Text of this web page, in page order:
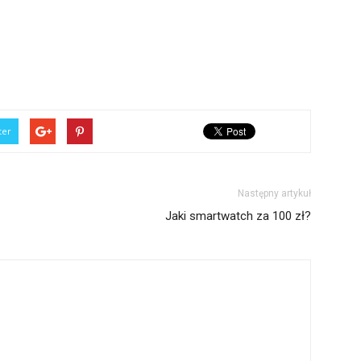
Następny artykuł
Jaki smartwatch za 100 zł?